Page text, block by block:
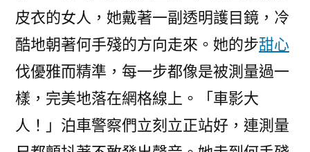
皮衣的女人，她戴著一副透明護目鏡，冷
酷地朝著何手殘的方向走來。她的步甜心
伐優雅而精準，每一步都像是被測量過一
樣，完美地落在網格線上。「車影大
人！」泊車警察們立刻立正站好，連測量